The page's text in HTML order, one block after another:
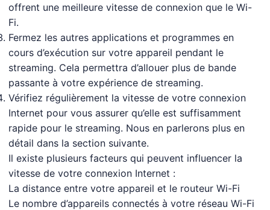
offrent une meilleure vitesse de connexion que le Wi-
Fi.
Fermez les autres applications et programmes en
cours d’exécution sur votre appareil pendant le
streaming. Cela permettra d’allouer plus de bande
passante à votre expérience de streaming.
Vérifiez régulièrement la vitesse de votre connexion
Internet pour vous assurer qu’elle est suffisamment
rapide pour le streaming. Nous en parlerons plus en
détail dans la section suivante.
Il existe plusieurs facteurs qui peuvent influencer la
vitesse de votre connexion Internet :
La distance entre votre appareil et le routeur Wi-Fi
Le nombre d’appareils connectés à votre réseau Wi-Fi